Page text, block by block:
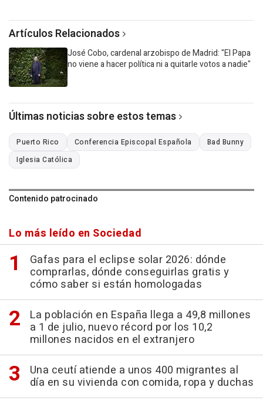
Artículos Relacionados
José Cobo, cardenal arzobispo de Madrid: "El Papa
no viene a hacer política ni a quitarle votos a nadie"
Últimas noticias sobre estos temas
Puerto Rico Conferencia Episcopal Española
Bad Bunny
Iglesia Católica
Contenido patrocinado
Lo más leído en Sociedad
Gafas para el eclipse solar 2026: dónde
comprarlas, dónde conseguirlas gratis y
cómo saber si están homologadas
La población en España llega a 49,8 millones
a 1 de julio, nuevo récord por los 10,2
millones nacidos en el extranjero
Una ceutí atiende a unos 400 migrantes al
día en su vivienda con comida, ropa y duchas